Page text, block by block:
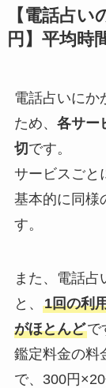
【電話占
円】平均時
電話占いにか
ため、 各サー
切 です。
サービスごと
基本的に同様
す。
また、電話占
と、 1回の利
がほとんどで
鑑定料金の料
で、300円